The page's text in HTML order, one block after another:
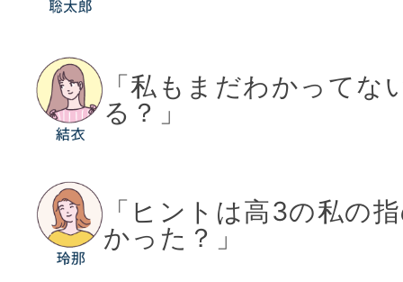
「私もまだわかってな
る？」
「ヒントは高3の私の
かった？」